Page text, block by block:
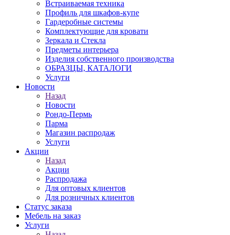
Встраиваемая техника
Профиль для шкафов-купе
Гардеробные системы
Комплектующие для кровати
Зеркала и Стекла
Предметы интерьера
Изделия собственного производства
ОБРАЗЦЫ, КАТАЛОГИ
Услуги
Новости
Назад
Новости
Рондо-Пермь
Парма
Магазин распродаж
Услуги
Акции
Назад
Акции
Распродажа
Для оптовых клиентов
Для розничных клиентов
Статус заказа
Мебель на заказ
Услуги